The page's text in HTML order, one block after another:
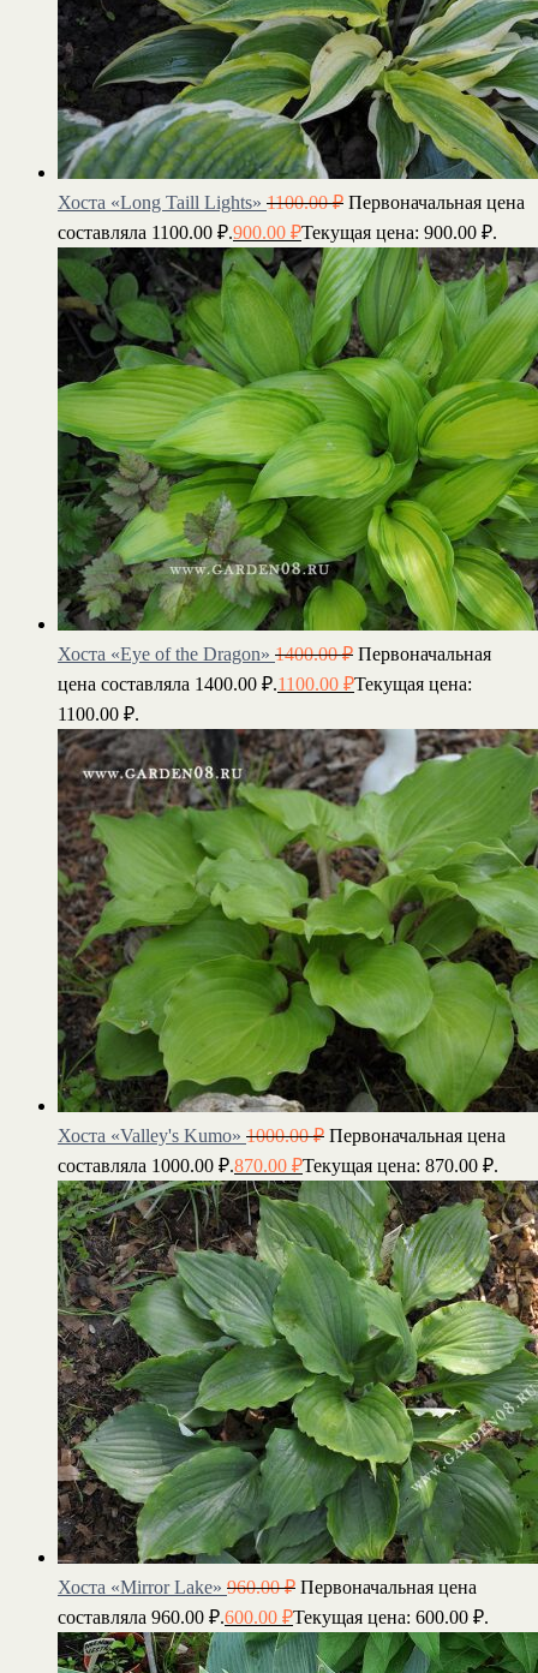
Хоста «Long Taill Lights» 1100.00₽ Первоначальная цена
составляла 1100.00 ₽.900.00 ₽Текущая цена: 900.00 ₽.
Хоста «Eye of the Dragon» 1400.00₽ Первоначальная
цена составляла 1400.00 ₽.1100.00 ₽Текущая цена:
1100.00 ₽.
Хоста «Valley's Kumo» 1000.00₽ Первоначальная цена
составляла 1000.00 ₽.870.00 ₽Текущая цена: 870.00 ₽.
Хоста «Mirror Lake» 960.00₽ Первоначальная цена
составляла 960.00 ₽.600.00 ₽Текущая цена: 600.00 ₽.